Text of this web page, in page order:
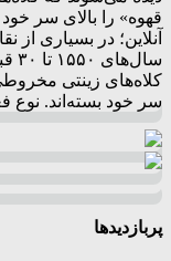
قهوه» را بالای سر
آنلاین؛ در بسیاری
کلاه‌های زینتی
سر خود بسته‌اند. نوع
پربازدیدها